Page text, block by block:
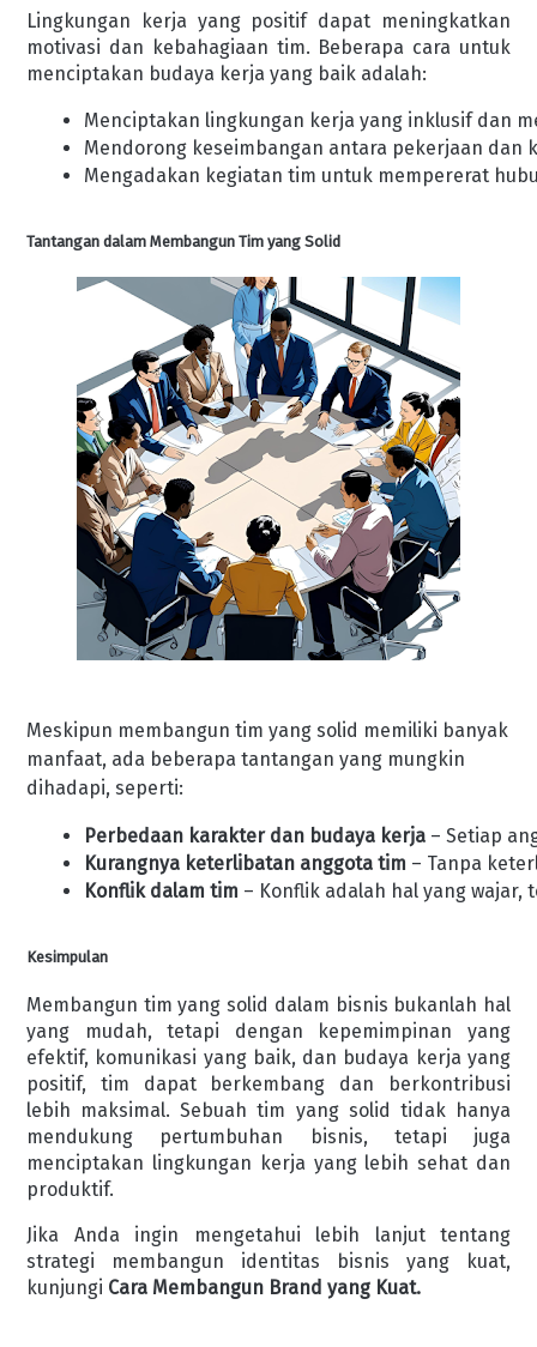
Lingkungan kerja yang positif dapat meningkatkan
motivasi dan kebahagiaan tim. Beberapa cara untuk
menciptakan budaya kerja yang baik adalah:
Menciptakan lingkungan kerja yang inklusif dan
Mendorong keseimbangan antara pekerjaan dan
Mengadakan kegiatan tim untuk mempererat
Tantangan dalam Membangun Tim yang Solid
Meskipun membangun tim yang solid memiliki banyak
manfaat, ada beberapa tantangan yang mungkin
dihadapi, seperti:
Perbedaan karakter dan budaya kerja – Setiap
Kurangnya keterlibatan anggota tim – Tanpa
Konflik dalam tim – Konflik adalah hal yang
Kesimpulan
Membangun tim yang solid dalam bisnis bukanlah hal
yang mudah, tetapi dengan kepemimpinan yang
efektif, komunikasi yang baik, dan budaya kerja yang
positif, tim dapat berkembang dan berkontribusi
lebih maksimal. Sebuah tim yang solid tidak hanya
mendukung pertumbuhan bisnis, tetapi juga
menciptakan lingkungan kerja yang lebih sehat dan
produktif.
Jika Anda ingin mengetahui lebih lanjut tentang
strategi membangun identitas bisnis yang kuat,
kunjungi Cara Membangun Brand yang Kuat.